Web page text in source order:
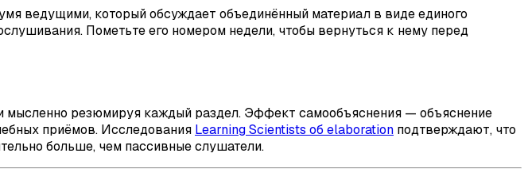
ведущими, который обсуждает объединённый материал в виде единого
Пометьте его номером недели, чтобы вернуться к нему перед
мысленно резюмируя каждый раздел. Эффект самообъяснения — объяснение
приёмов. Исследования Learning Scientists об elaboration подтверждают, что
больше, чем пассивные слушатели.